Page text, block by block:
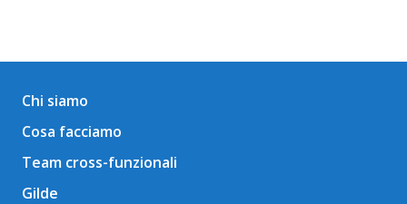
Chi siamo
Cosa facciamo
Team cross-funzionali
Gilde